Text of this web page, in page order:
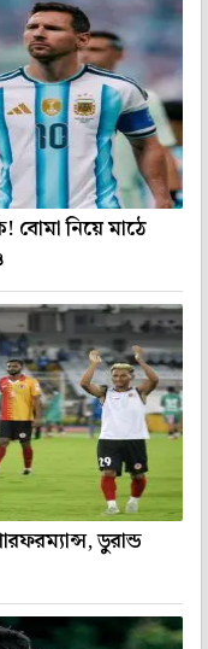
বোমা নিয়ে মাঠে
ডুরান্ড